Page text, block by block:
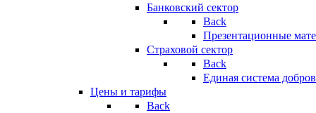
Банковский сектор
Back
Презентационные
Страховой сектор
Back
Единая система
Цены и тарифы
Back